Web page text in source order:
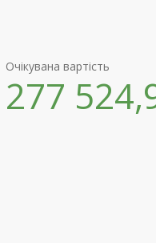
Очікувана вартість
277